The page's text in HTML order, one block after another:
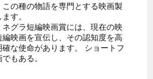
この種の物語を専門とする映画製
す。
ネグラ短編映画賞には、現在の映
映画を宣伝し、その認知度を高
な使命があります。 ショートフ
もある。